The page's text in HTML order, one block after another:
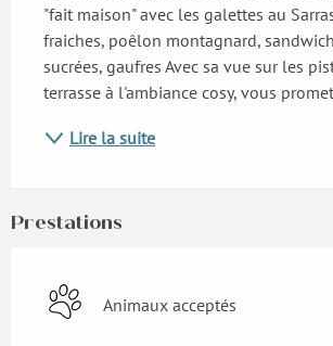
"fait maison" avec les galettes au
fraiches, poêlon montagnard,
sucrées, gaufres Avec sa vue sur les
terrasse à l'ambiance cosy, vous
Lire la suite
Prestations
Animaux acceptés